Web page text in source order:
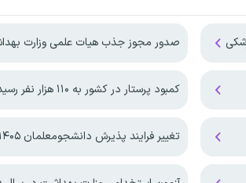
صدور مجوز جذب هیات علمی وزارت بهداشت
کمبود پرستار در کشور به ۱۱۰ هزار نفر رسید
تغییر فرایند پذیرش دانشجومعلمان ۱۴۰۵ و ایجاد سهمیه بومی وزارت بهداشت